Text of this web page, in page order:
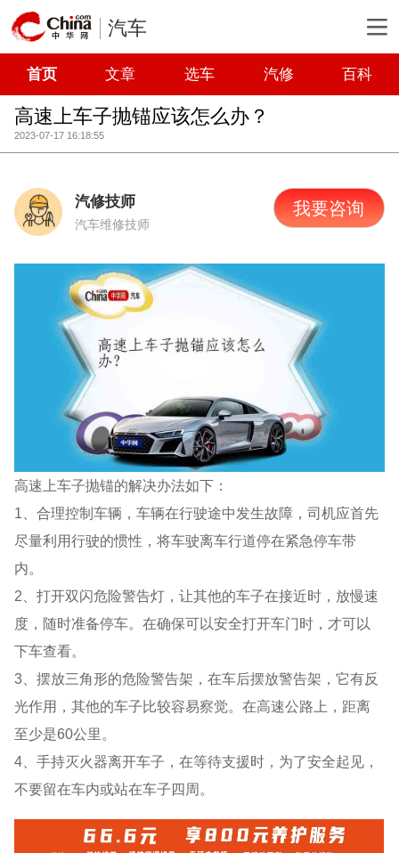
汽车
首页 文章 选车 汽修 百科
高速上车子抛锚应该怎么办？
2023-07-17 16:18:55
汽修技师
汽车维修技师
我要咨询
高速上车子抛锚的解决办法如下：
1、合理控制车辆，车辆在行驶途中发生故障，司机应首先
尽量利用行驶的惯性，将车驶离车行道停在紧急停车带
内。
2、打开双闪危险警告灯，让其他的车子在接近时，放慢速
度，随时准备停车。在确保可以安全打开车门时，才可以
下车查看。
3、摆放三角形的危险警告架，在车后摆放警告架，它有反
光作用，其他的车子比较容易察觉。在高速公路上，距离
至少是60公里。
4、手持灭火器离开车子，在等待支援时，为了安全起见，
不要留在车内或站在车子四周。